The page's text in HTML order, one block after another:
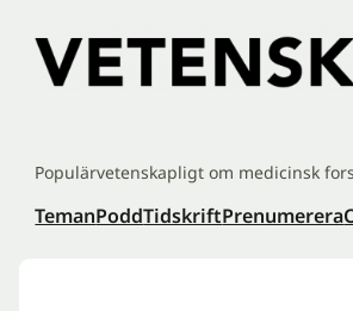
innehåll
Populärvetenskapligt om medicinsk
TemanPoddTidskriftPrenumerera